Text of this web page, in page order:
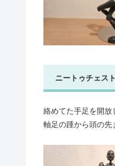
ニートゥチェス
絡めてた手足を開放
軸足の踵から頭の先